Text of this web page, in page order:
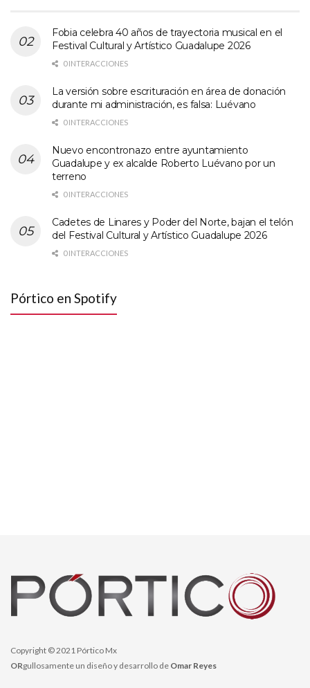
Fobia celebra 40 años de trayectoria musical en el
Festival Cultural y Artístico Guadalupe 2026
0 INTERACCIONES
La versión sobre escrituración en área de donación
durante mi administración, es falsa: Luévano
0 INTERACCIONES
Nuevo encontronazo entre ayuntamiento
Guadalupe y ex alcalde Roberto Luévano por un
terreno
0 INTERACCIONES
Cadetes de Linares y Poder del Norte, bajan el telón
del Festival Cultural y Artístico Guadalupe 2026
0 INTERACCIONES
Pórtico en Spotify
Copyright © 2021 Pórtico Mx
ORgullosamente un diseño y desarrollo de Omar Reyes